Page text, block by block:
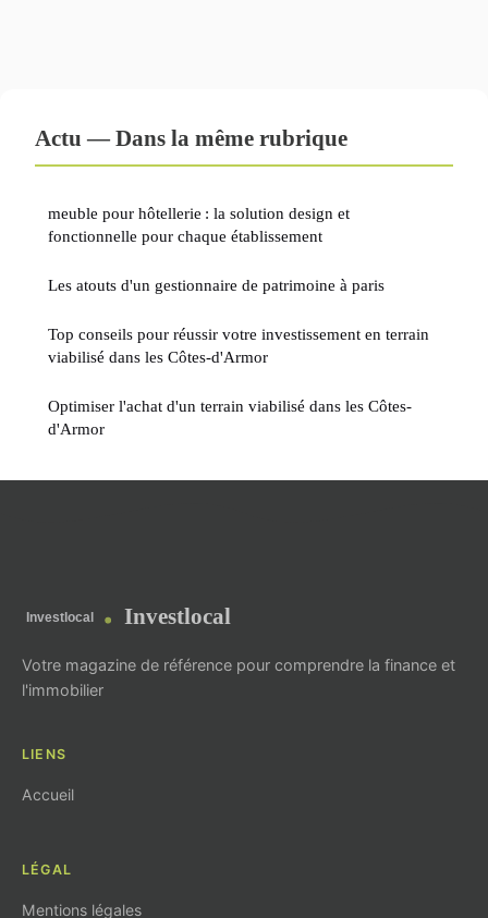
Actu — Dans la même rubrique
meuble pour hôtellerie : la solution design et
fonctionnelle pour chaque établissement
Les atouts d'un gestionnaire de patrimoine à paris
Top conseils pour réussir votre investissement en terrain
viabilisé dans les Côtes-d'Armor
Optimiser l'achat d'un terrain viabilisé dans les Côtes-
d'Armor
Investlocal
Votre magazine de référence pour comprendre la finance et
l'immobilier
LIENS
Accueil
LÉGAL
Mentions légales